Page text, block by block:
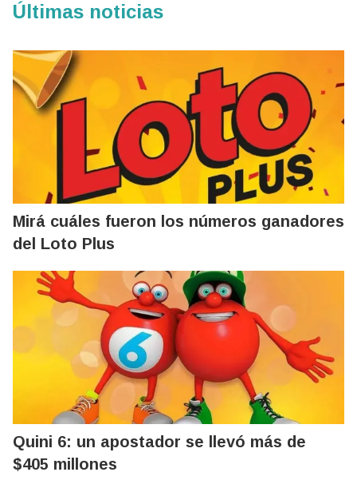
Últimas noticias
Mirá cuáles fueron los números ganadores
del Loto Plus
Quini 6: un apostador se llevó más de
$405 millones